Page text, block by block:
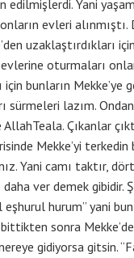
edilmişlerdi. Yani
evleri alınmıştı.
uzaklaştırdıkları
evlerine oturmaları
bunların Mekke’ye
sürmeleri lazım.
Çıkanlar
Mekke’yi
Yani camı taktır,
ver demek gibidir.
hurum” yani
sonra
gidiyorsa gitsin.